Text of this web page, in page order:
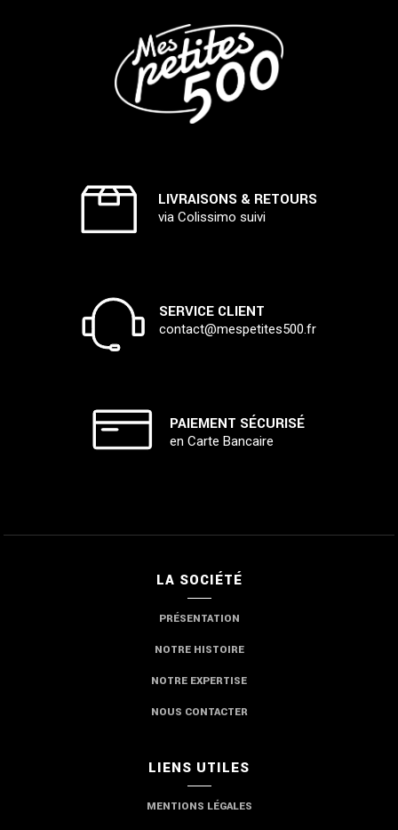
LIVRAISONS & RETOURS
via Colissimo suivi
SERVICE CLIENT
contact@mespetites500.fr
PAIEMENT SÉCURISÉ
en Carte Bancaire
LA SOCIÉTÉ
PRÉSENTATION
NOTRE HISTOIRE
NOTRE EXPERTISE
NOUS CONTACTER
LIENS UTILES
MENTIONS LÉGALES